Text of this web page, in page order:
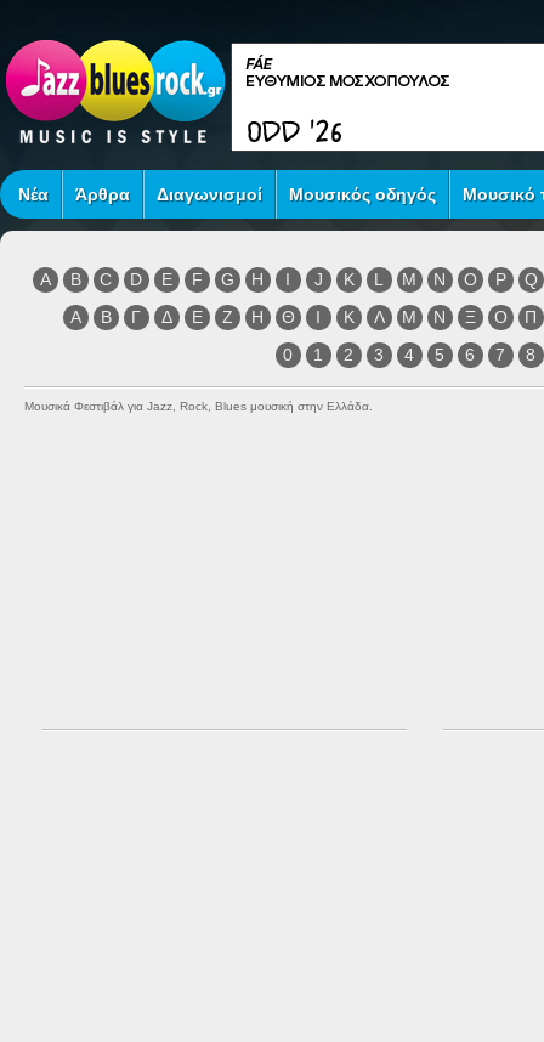
Νέα Άρθρα Διαγωνισμοί Μουσικός οδηγός Μουσικό
A B C D E F G H I J K L M N O P
Q
Α
Β Γ Δ Ε Ζ Η Θ Ι Κ Λ Μ Ν Ξ Ο
Π
0
1 2 3 4 5 6 7 8
Μουσικά Φεστιβάλ για Jazz, Rock, Blues μουσική στην Ελλάδα.